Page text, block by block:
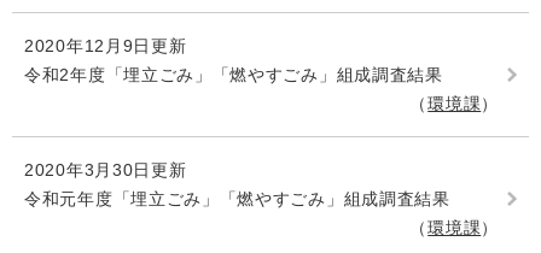
2020年12月9日更新
令和2年度「埋立ごみ」「燃やすごみ」組成調査結果
環境課
2020年3月30日更新
令和元年度「埋立ごみ」「燃やすごみ」組成調査結果
環境課